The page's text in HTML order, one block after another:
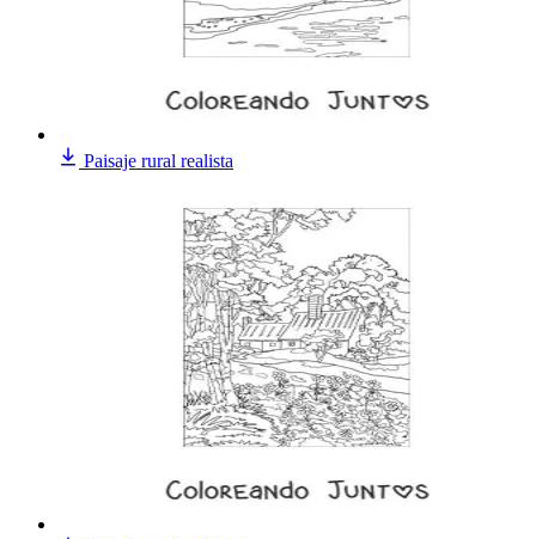
Paisaje rural realista